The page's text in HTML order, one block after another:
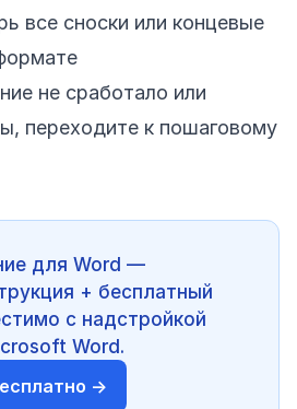
все сноски или концевые
не сработало или
переходите к пошаговому
для Word —
+ бесплатный
с надстройкой
Word.
→